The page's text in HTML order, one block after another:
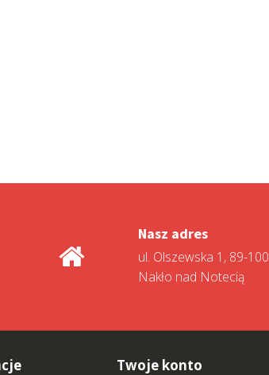
Nasz adres
ul. Olszewska 1, 89-100
Nakło nad Notecią
Twoje konto